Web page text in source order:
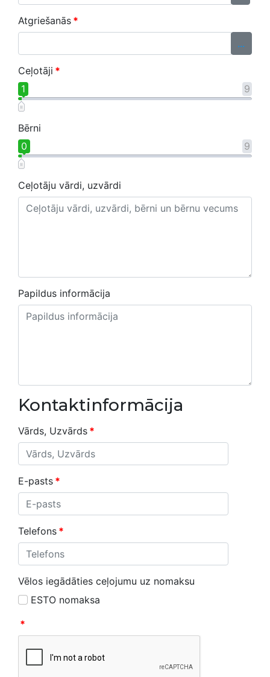
Atgriešanās *
...
Ceļotāji *
9
1
Bērni
9
0
Ceļotāju vārdi, uzvārdi
Papildus informācija
Kontaktinformācija
Vārds, Uzvārds *
E-pasts *
Telefons *
Vēlos iegādāties ceļojumu uz nomaksu
ESTO nomaksa
*